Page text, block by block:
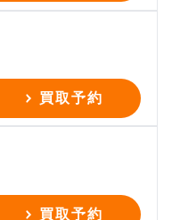
買取予約
買取予約